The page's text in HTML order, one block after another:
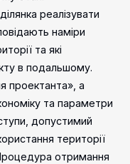
реалізувати
наміри
та які
в подальшому.
проектанта», а
та параметри
допустимий
території
отримання